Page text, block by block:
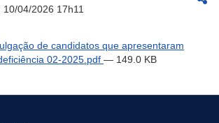
10/04/2026 17h11
de candidatos que apresentaram
02-2025.pdf — 149.0 KB